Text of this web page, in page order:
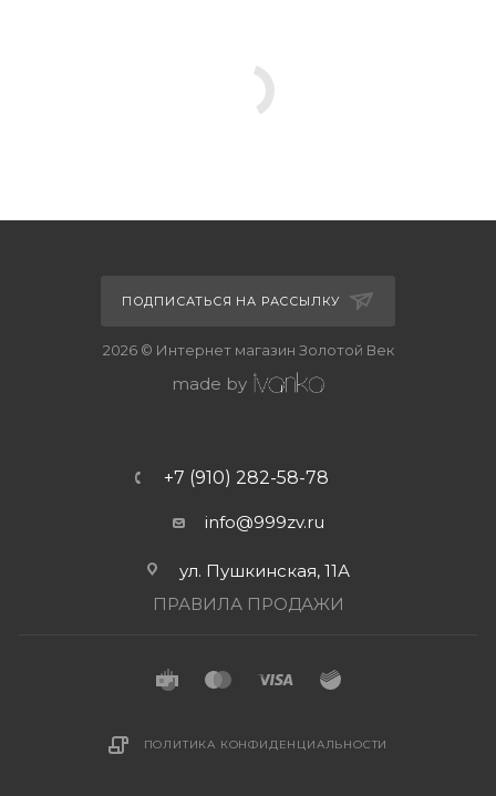
ПОДПИСАТЬСЯ НА РАССЫЛКУ
2026 © Интернет магазин Золотой Век
made by
+7 (910) 282-58-78
info@999zv.ru
ул. Пушкинская, 11А
ПРАВИЛА ПРОДАЖИ
ПОЛИТИКА КОНФИДЕНЦИАЛЬНОСТИ